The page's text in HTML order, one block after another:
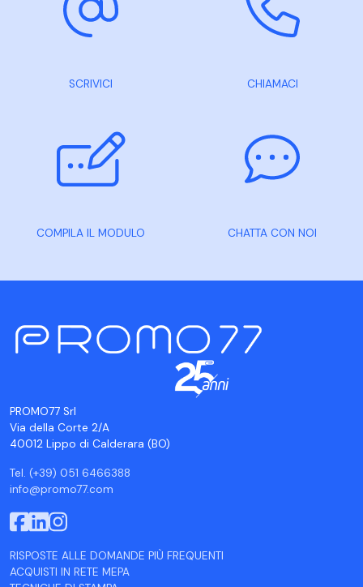
SCRIVICI CHIAMACI
COMPILA IL MODULO CHATTA CON NOI
PROMO77 Srl
Via della Corte 2/A
40012 Lippo di Calderara (BO)
Tel. (+39) 051 6466388
info@promo77.com
RISPOSTE ALLE DOMANDE PIÙ FREQUENTI
ACQUISTI IN RETE MEPA